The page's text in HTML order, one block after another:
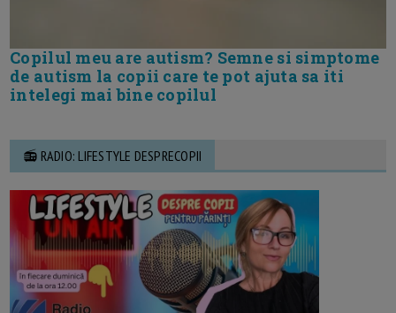
Copilul meu are autism? Semne si simptome
de autism la copii care te pot ajuta sa iti
intelegi mai bine copilul
📻 RADIO: LIFESTYLE DESPRECOPII